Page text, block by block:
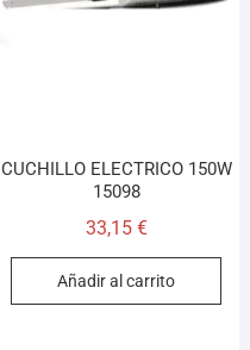
CUCHILLO ELECTRICO 150W
15098
33,15 €
Añadir al carrito